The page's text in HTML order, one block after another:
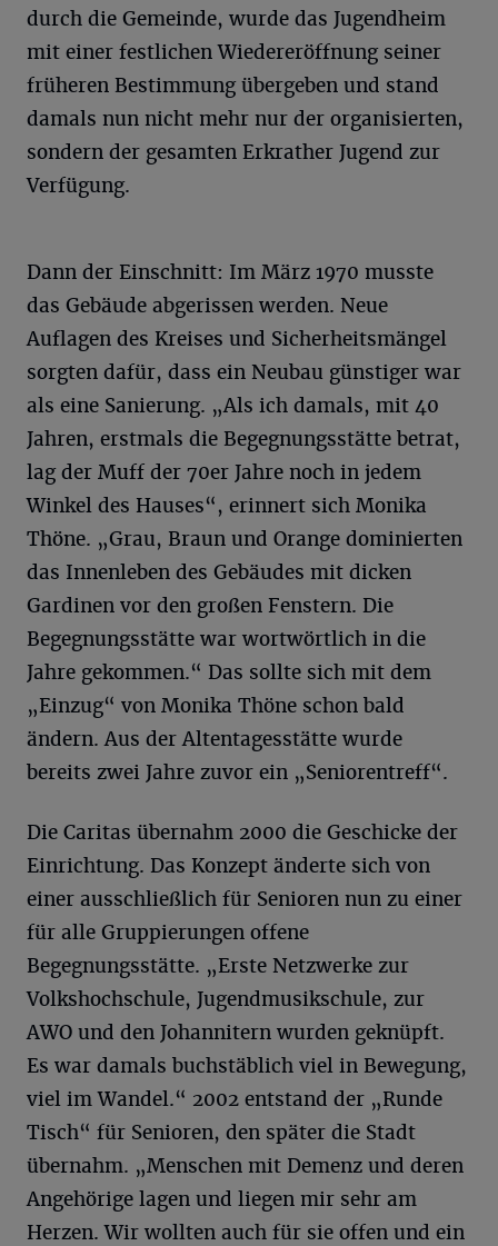
durch die Gemeinde, wurde das Jugendheim
mit einer festlichen Wiedereröffnung seiner
früheren Bestimmung übergeben und stand
damals nun nicht mehr nur der organisierten,
sondern der gesamten Erkrather Jugend zur
Verfügung.
Dann der Einschnitt: Im März 1970 musste
das Gebäude abgerissen werden. Neue
Auflagen des Kreises und Sicherheitsmängel
sorgten dafür, dass ein Neubau günstiger war
als eine Sanierung. „Als ich damals, mit 40
Jahren, erstmals die Begegnungsstätte betrat,
lag der Muff der 70er Jahre noch in jedem
Winkel des Hauses“, erinnert sich Monika
Thöne. „Grau, Braun und Orange dominierten
das Innenleben des Gebäudes mit dicken
Gardinen vor den großen Fenstern. Die
Begegnungsstätte war wortwörtlich in die
Jahre gekommen.“ Das sollte sich mit dem
„Einzug“ von Monika Thöne schon bald
ändern. Aus der Altentagesstätte wurde
bereits zwei Jahre zuvor ein „Seniorentreff“.
Die Caritas übernahm 2000 die Geschicke der
Einrichtung. Das Konzept änderte sich von
einer ausschließlich für Senioren nun zu einer
für alle Gruppierungen offene
Begegnungsstätte. „Erste Netzwerke zur
Volkshochschule, Jugendmusikschule, zur
AWO und den Johannitern wurden geknüpft.
Es war damals buchstäblich viel in Bewegung,
viel im Wandel.“ 2002 entstand der „Runde
Tisch“ für Senioren, den später die Stadt
übernahm. „Menschen mit Demenz und deren
Angehörige lagen und liegen mir sehr am
Herzen. Wir wollten auch für sie offen und ein